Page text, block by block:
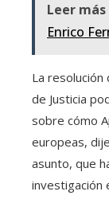
Leer más
Enrico
La
de Justicia
sobre cómo
europeas,
asunto, que
investigación